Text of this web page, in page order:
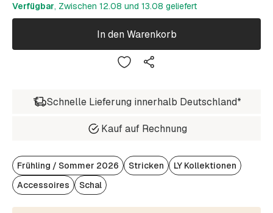
Verfügbar, Zwischen 12.08 und 13.08 geliefert
In den Warenkorb
Schnelle Lieferung innerhalb Deutschland*
Kauf auf Rechnung
Frühling / Sommer 2026 Stricken
LY Kollektionen
Accessoires
Schal